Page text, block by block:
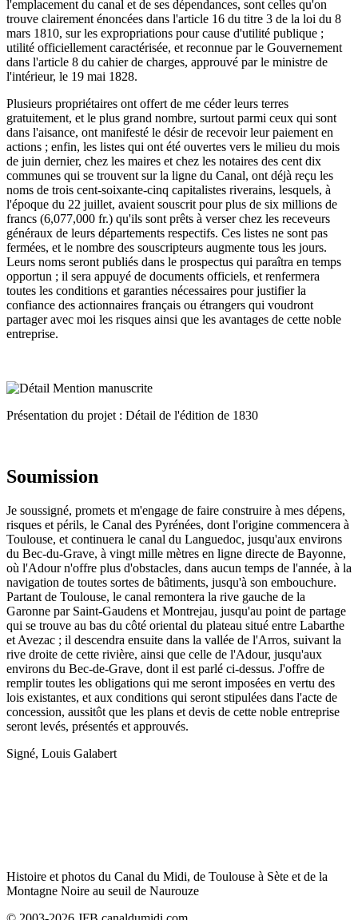
l'emplacement du canal et de ses dépendances, sont celles qu'on
trouve clairement énoncées dans l'article 16 du titre 3 de la loi du 8
mars 1810, sur les expropriations pour cause d'utilité publique ;
utilité officiellement caractérisée, et reconnue par le Gouvernement
dans l'article 8 du cahier de charges, approuvé par le ministre de
l'intérieur, le 19 mai 1828.
Plusieurs propriétaires ont offert de me céder leurs terres
gratuitement, et le plus grand nombre, surtout parmi ceux qui sont
dans l'aisance, ont manifesté le désir de recevoir leur paiement en
actions ; enfin, les listes qui ont été ouvertes vers le milieu du mois
de juin dernier, chez les maires et chez les notaires des cent dix
communes qui se trouvent sur la ligne du Canal, ont déjà reçu les
noms de trois cent-soixante-cinq capitalistes riverains, lesquels, à
l'époque du 22 juillet, avaient souscrit pour plus de six millions de
francs (6,077,000 fr.) qu'ils sont prêts à verser chez les receveurs
généraux de leurs départements respectifs. Ces listes ne sont pas
fermées, et le nombre des souscripteurs augmente tous les jours.
Leurs noms seront publiés dans le prospectus qui paraîtra en temps
opportun ; il sera appuyé de documents officiels, et renfermera
toutes les conditions et garanties nécessaires pour justifier la
confiance des actionnaires français ou étrangers qui voudront
partager avec moi les risques ainsi que les avantages de cette noble
entreprise.
Présentation du projet : Détail de l'édition de 1830
Soumission
Je soussigné, promets et m'engage de faire construire à mes dépens,
risques et périls, le Canal des Pyrénées, dont l'origine commencera à
Toulouse, et continuera le canal du Languedoc, jusqu'aux environs
du Bec-du-Grave, à vingt mille mètres en ligne directe de Bayonne,
où l'Adour n'offre plus d'obstacles, dans aucun temps de l'année, à la
navigation de toutes sortes de bâtiments, jusqu'à son embouchure.
Partant de Toulouse, le canal remontera la rive gauche de la
Garonne par Saint-Gaudens et Montrejau, jusqu'au point de partage
qui se trouve au bas du côté oriental du plateau situé entre Labarthe
et Avezac ; il descendra ensuite dans la vallée de l'Arros, suivant la
rive droite de cette rivière, ainsi que celle de l'Adour, jusqu'aux
environs du Bec-de-Grave, dont il est parlé ci-dessus. J'offre de
remplir toutes les obligations qui me seront imposées en vertu des
lois existantes, et aux conditions qui seront stipulées dans l'acte de
concession, aussitôt que les plans et devis de cette noble entreprise
seront levés, présentés et approuvés.
Signé, Louis Galabert
Histoire et photos du Canal du Midi, de Toulouse à Sète et de la
Montagne Noire au seuil de Naurouze